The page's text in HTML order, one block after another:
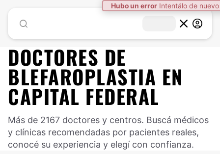
DOCTORES DE
BLEFAROPLASTIA EN
CAPITAL FEDERAL
Más de 2167 doctores y centros. Buscá médicos
y clínicas recomendadas por pacientes reales,
conocé su experiencia y elegí con confianza.